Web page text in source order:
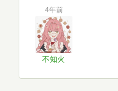
4年前
不知火